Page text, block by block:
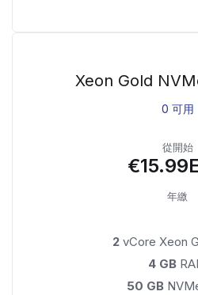
Xeon Gold
0 可用
從開始
年繳
2vCore Xeon
4 GB
50 GB